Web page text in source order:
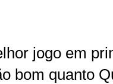
jogo em
bom quanto